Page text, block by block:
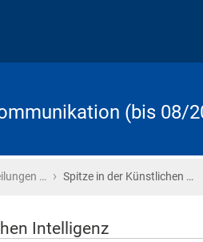
(bis 08/
… › Spitze in der Künstlichen …
Intelligenz